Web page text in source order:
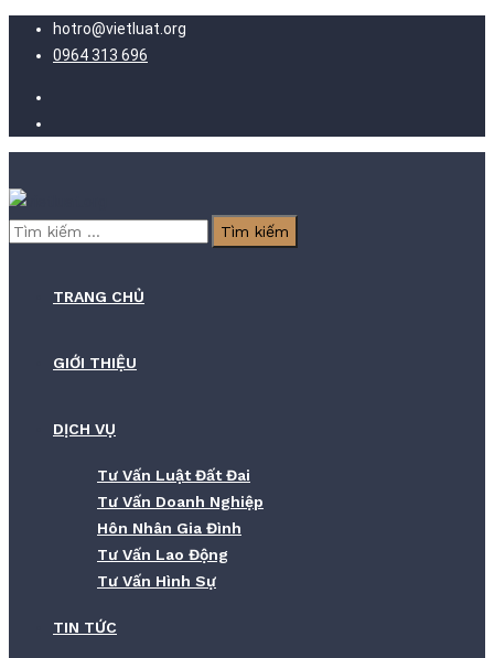
hotro@vietluat.org
0964 313 696
Tìm
TRANG CHỦ
GIỚI THIỆU
DỊCH VỤ
Tư Vấn Luật Đất Đai
Tư Vấn Doanh Nghiệp
Hôn Nhân Gia Đình
Tư Vấn Lao Động
Tư Vấn Hình Sự
TIN TỨC